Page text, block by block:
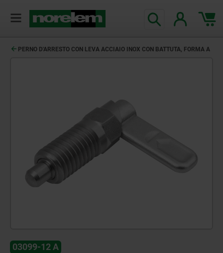
PERNO D'ARRESTO CON LEVA ACCIAIO INOX CON BATTUTA, FORMA A
03099-12 A